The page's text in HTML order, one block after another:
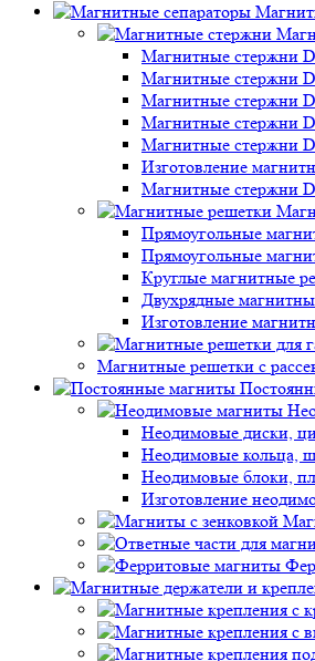
Магнитные стержни
Магнитные стержни
Магнитные стержни
Магнитные стержни
Магнитные стержни
Изготовление
Магнитные стержни
Прямоугольные
Прямоугольные
Круглые магнитные
Двухрядные
Изготовление
Магнитные решетки с
Неодимовые диски,
Неодимовые кольца,
Неодимовые блоки,
Изготовление